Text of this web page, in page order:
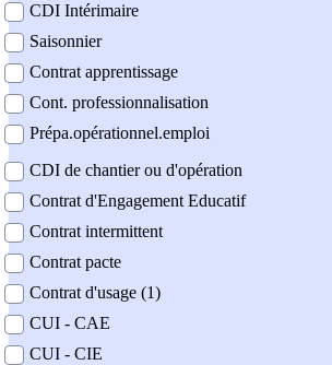
CDI Intérimaire
Saisonnier
Contrat apprentissage
Cont. professionnalisation
Prépa.opérationnel.emploi
CDI de chantier ou d'opération
Contrat d'Engagement Educatif
Contrat intermittent
Contrat pacte
Contrat d'usage (1)
CUI - CAE
CUI - CIE